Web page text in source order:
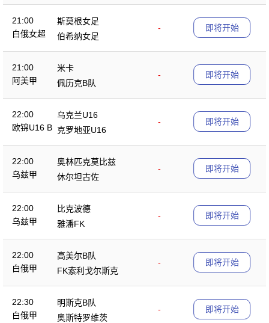
21:00
白俄女超
斯莫根女足
-
伯希纳女足
即将开始
21:00
阿美甲
米卡
-
佩历克B队
即将开始
22:00
欧锦U16 B
乌克兰U16
-
克罗地亚U16
即将开始
22:00
乌兹甲
奥林匹克莫比兹
-
休尔坦古佐
即将开始
22:00
乌兹甲
比克波德
-
雅潘FK
即将开始
22:00
白俄甲
高美尔B队
-
FK索利戈尔斯克
即将开始
22:30
白俄甲
明斯克B队
-
奥斯特罗维茨
即将开始